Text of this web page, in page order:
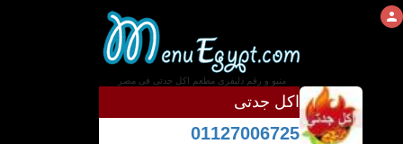
منيو و رقم دليفرى مطعم اكل جدتى فى مصر
اكل جدتى
01127006725